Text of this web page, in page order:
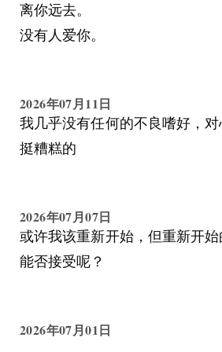
离你远去。
没有人爱你。
2026年07月11日
我几乎没有任何的不良嗜好，
挺糟糕的
2026年07月07日
或许我该重新开始，但重新开
能否接受呢？
2026年07月01日